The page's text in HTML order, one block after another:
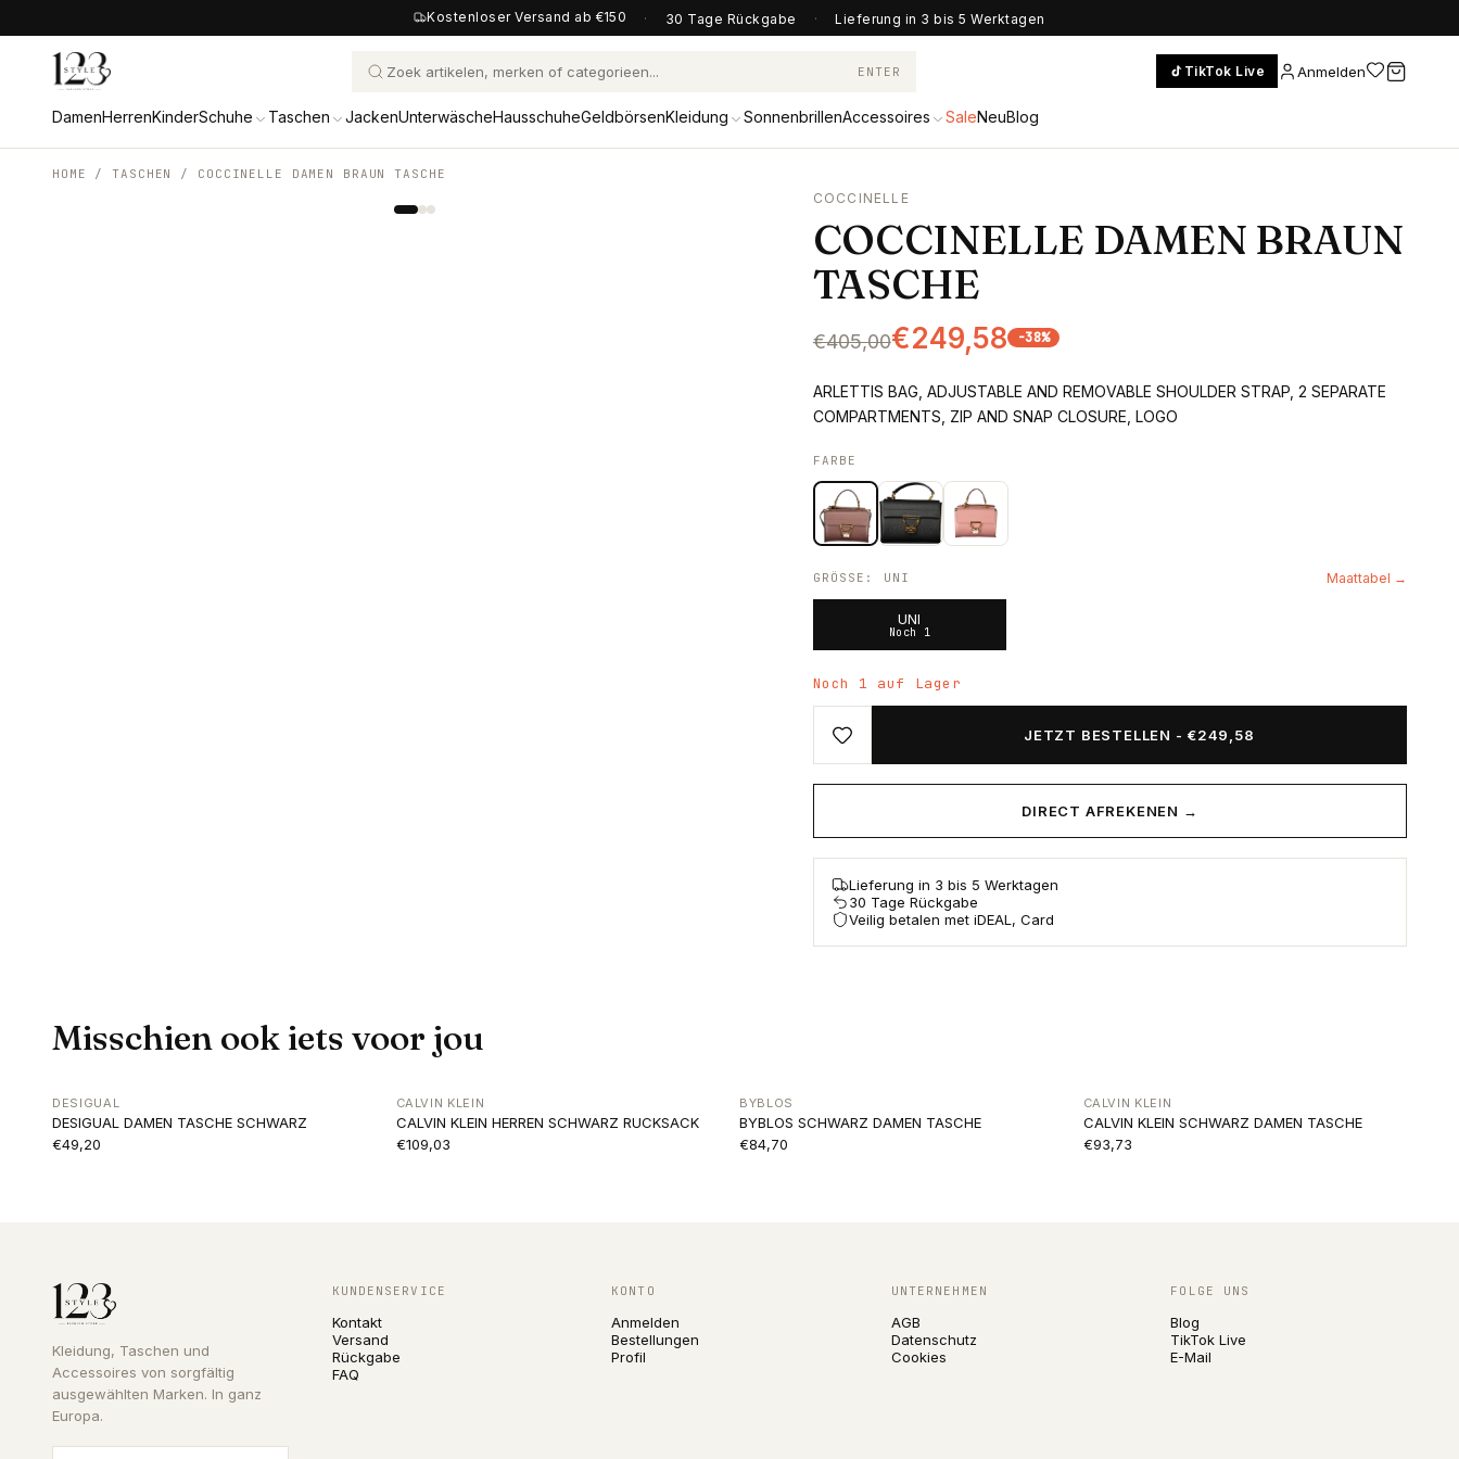
Kostenloser Versand ab €150 · 30 Tage Rückgabe · Lieferung in 3 bis 5 Werktagen
ENTER TikTok Live Anmelden
DamenHerrenKinderSchuhe Taschen JackenUnterwäscheHausschuheGeldbörsenKleidung SonnenbrillenAccessoires SaleNeuBlog
HOME / TASCHEN / COCCINELLE DAMEN BRAUN TASCHE
COCCINELLE
COCCINELLE DAMEN BRAUN
TASCHE
€405,00€249,58 -38%
ARLETTIS BAG, ADJUSTABLE AND REMOVABLE SHOULDER STRAP, 2 SEPARATE
COMPARTMENTS, ZIP AND SNAP CLOSURE, LOGO
FARBE
GRÖSSE : UNI Maattabel →
UNI
Noch 1
Noch 1 auf Lager
JETZT BESTELLEN - €249,58
DIRECT AFREKENEN →
Lieferung in 3 bis 5 Werktagen
30 Tage Rückgabe
Veilig betalen met iDEAL, Card
Misschien ook iets voor jou
DESIGUAL
DESIGUAL DAMEN TASCHE SCHWARZ
€49,20
CALVIN KLEIN
CALVIN KLEIN HERREN SCHWARZ RUCKSACK
€109,03
BYBLOS
BYBLOS SCHWARZ DAMEN TASCHE
€84,70
CALVIN KLEIN
CALVIN KLEIN SCHWARZ DAMEN TASCHE
€93,73
Kleidung, Taschen und
Accessoires von sorgfältig
ausgewählten Marken. In ganz
Europa.
KUNDENSERVICE
Kontakt
Versand
Rückgabe
FAQ
KONTO
Anmelden
Bestellungen
Profil
UNTERNEHMEN
AGB
Datenschutz
Cookies
FOLGE UNS
Blog
TikTok Live
E-Mail